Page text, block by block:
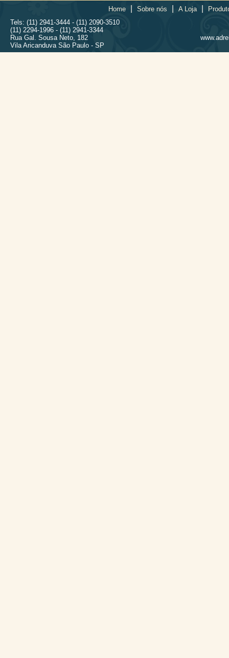
Home Sobre nós A Loja
Tels: (11) 2941-3444 - (11) 2090-3510
(11) 2294-1996 - (11) 2941-3344
Rua Gal. Sousa Neto, 182
Vila Aricanduva São Paulo - SP